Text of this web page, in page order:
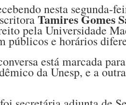
nesta segunda-
Tamires Gomes
pela Universidade
públicos e horários
está marcada
da Unesp, e a